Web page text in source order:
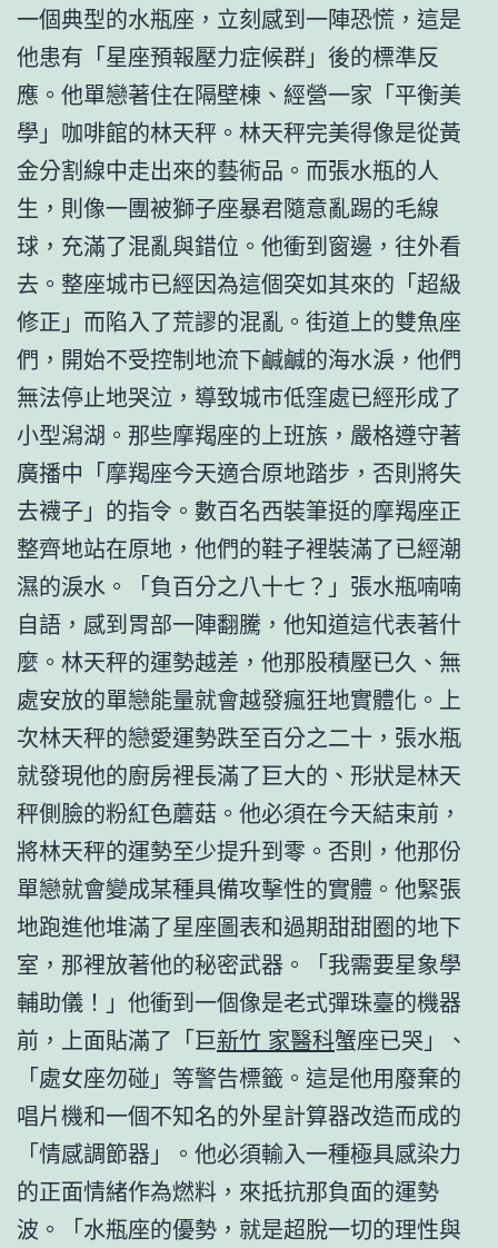
一個典型的水瓶座，立刻感到一陣恐慌，這是
他患有「星座預報壓力症候群」後的標準反
應。他單戀著住在隔壁棟、經營一家「平衡美
學」咖啡館的林天秤。林天秤完美得像是從黃
金分割線中走出來的藝術品。而張水瓶的人
生，則像一團被獅子座暴君隨意亂踢的毛線
球，充滿了混亂與錯位。他衝到窗邊，往外看
去。整座城市已經因為這個突如其來的「超級
修正」而陷入了荒謬的混亂。街道上的雙魚座
們，開始不受控制地流下鹹鹹的海水淚，他們
無法停止地哭泣，導致城市低窪處已經形成了
小型潟湖。那些摩羯座的上班族，嚴格遵守著
廣播中「摩羯座今天適合原地踏步，否則將失
去襪子」的指令。數百名西裝筆挺的摩羯座正
整齊地站在原地，他們的鞋子裡裝滿了已經潮
濕的淚水。「負百分之八十七？」張水瓶喃喃
自語，感到胃部一陣翻騰，他知道這代表著什
麼。林天秤的運勢越差，他那股積壓已久、無
處安放的單戀能量就會越發瘋狂地實體化。上
次林天秤的戀愛運勢跌至百分之二十，張水瓶
就發現他的廚房裡長滿了巨大的、形狀是林天
秤側臉的粉紅色蘑菇。他必須在今天結束前，
將林天秤的運勢至少提升到零。否則，他那份
單戀就會變成某種具備攻擊性的實體。他緊張
地跑進他堆滿了星座圖表和過期甜甜圈的地下
室，那裡放著他的秘密武器。「我需要星象學
輔助儀！」他衝到一個像是老式彈珠臺的機器
前，上面貼滿了「巨新竹 家醫科蟹座已哭」、
「處女座勿碰」等警告標籤。這是他用廢棄的
唱片機和一個不知名的外星計算器改造而成的
「情感調節器」。他必須輸入一種極具感染力
的正面情緒作為燃料，來抵抗那負面的運勢
波。「水瓶座的優勢，就是超脫一切的理性與